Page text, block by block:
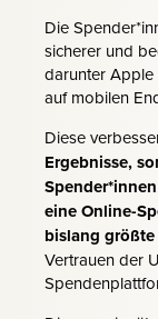
Die
sicherer und
darunter Apple
auf mobilen
Diese
Ergebnisse,
Spender*innen
eine Online-
bislang
Vertrauen der